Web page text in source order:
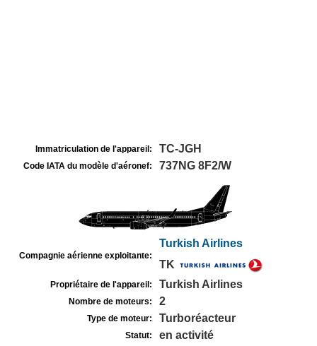
Immatriculation de l'appareil: TC-JGH
Code IATA du modèle d'aéronef: 737NG 8F2/W
Compagnie aérienne exploitante:
Turkish Airlines
TK
Propriétaire de l'appareil: Turkish Airlines
Nombre de moteurs: 2
Type de moteur: Turboréacteur
Statut: en activité